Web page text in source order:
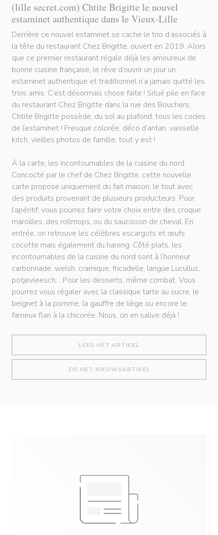
(lille secret.com) Chtite Brigitte le nouvel
estaminet authentique dans le Vieux-Lille
Derrière ce nouvel estaminet se cache le trio d’associés à
la tête du restaurant Chez Brigitte, ouvert en 2019. Alors
que ce premier restaurant régale déjà les amoureux de
bonne cuisine française, le rêve d’ouvrir un jour un
estaminet authentique et traditionnel n’a jamais quitté les
trois amis. C’est désormais chose faite ! Situé pile en face
du restaurant Chez Brigitte dans la rue des Bouchers,
Chtite Brigitte possède, du sol au plafond, tous les codes
de l’estaminet ! Fresque colorée, déco d’antan, vaisselle
kitch, vieilles photos de famille, tout y est !
À la carte, les incontournables de la cuisine du nord
Concocté par le chef de Chez Brigitte, cette nouvelle
carte propose uniquement du fait maison, le tout avec
des produits provenant de plusieurs producteurs. Pour
l’apéritif, vous pourrez faire votre choix entre des croque
maroilles, des rollmops, ou du saucisson de cheval. En
entrée, on retrouve les célèbres escargots et œufs
cocotte mais également du hareng. Côté plats, les
incontournables de la cuisine du nord sont à l’honneur :
carbonnade, welsh, cramique, fricadelle, langue Lucullus,
potjevleesch… Pour les desserts, même combat. Vous
pourrez vous régaler avec la classique tarte au sucre, le
beignet à la pomme, la gauffre de liège ou encore le
fameux flan à la chicorée. Nous, on en salive déjà !
LEES HET ARTIKEL
ZIE HET NIEUWSARTIKEL((OPENT IN EEN